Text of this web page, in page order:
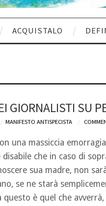
ACQUISTALO
GIORNALISTI SU
MANIFESTO ANTISPECISTA
una massiccia
che in caso di
sua madre, non
se ne starà
è quel che